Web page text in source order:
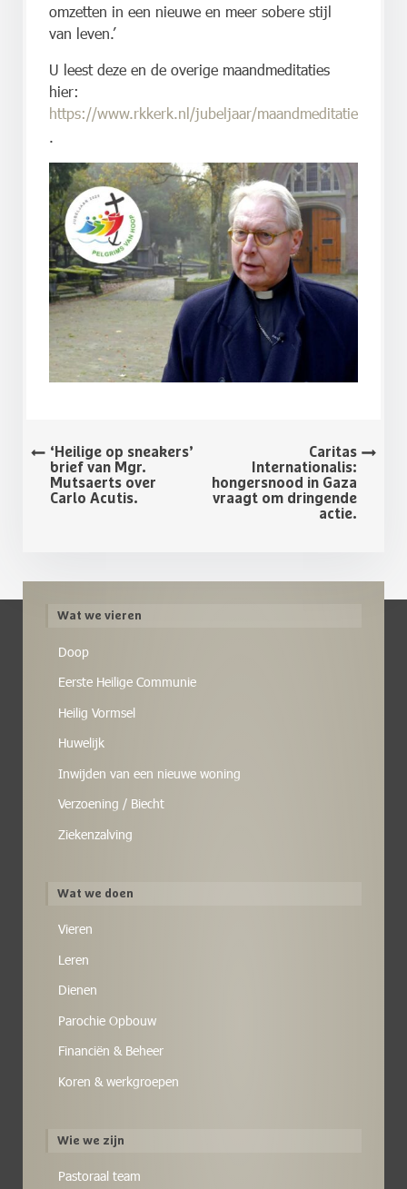
omzetten in een nieuwe en meer sobere stijl
van leven.’
U leest deze en de overige maandmeditaties
hier:
https://www.rkkerk.nl/jubeljaar/maandmeditatie
.
‘Heilige op sneakers’
brief van Mgr.
Mutsaerts over
Carlo Acutis.
Caritas
Internationalis:
hongersnood in Gaza
vraagt om dringende
actie.
Wat we vieren
Doop
Eerste Heilige Communie
Heilig Vormsel
Huwelijk
Inwijden van een nieuwe woning
Verzoening / Biecht
Ziekenzalving
Wat we doen
Vieren
Leren
Dienen
Parochie Opbouw
Financiën & Beheer
Koren & werkgroepen
Wie we zijn
Pastoraal team